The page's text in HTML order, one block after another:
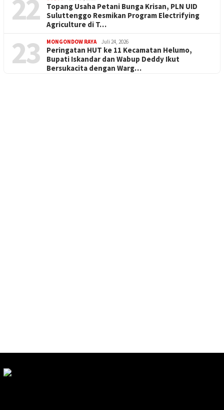
22
Topang Usaha Petani Bunga Krisan, PLN UID
Suluttenggo Resmikan Program Electrifying
Agriculture di T…
23 MONGONDOW RAYA Juli 24, 2026
Peringatan HUT ke 11 Kecamatan Helumo,
Bupati Iskandar dan Wabup Deddy Ikut
Bersukacita dengan Warg…